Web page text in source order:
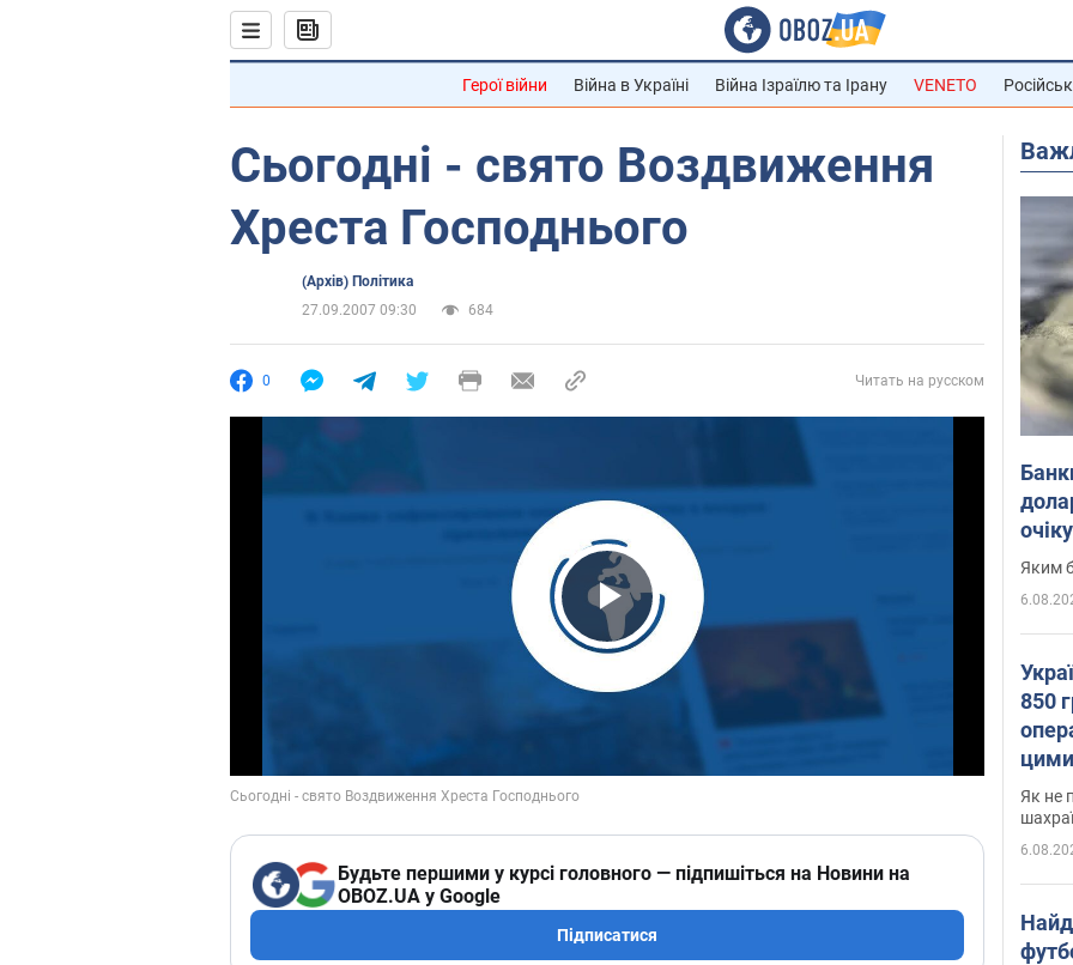
Герої війни Війна в Україні Війна Ізраїлю та Ірану VENETO
Сьогодні - свято Воздвиження
Хреста Господнього
(Архів) Політика
27.09.2007 09:30
684
0 Читать на русском
Play Video
Будьте першими у курсі головного — підпишіться на Новини на
OBOZ.UA у Google
Підписатися
Яким
850
Як не